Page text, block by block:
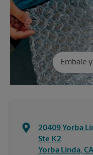
Embale
20409 Yorba
Ste K2
Yorba Linda, CA